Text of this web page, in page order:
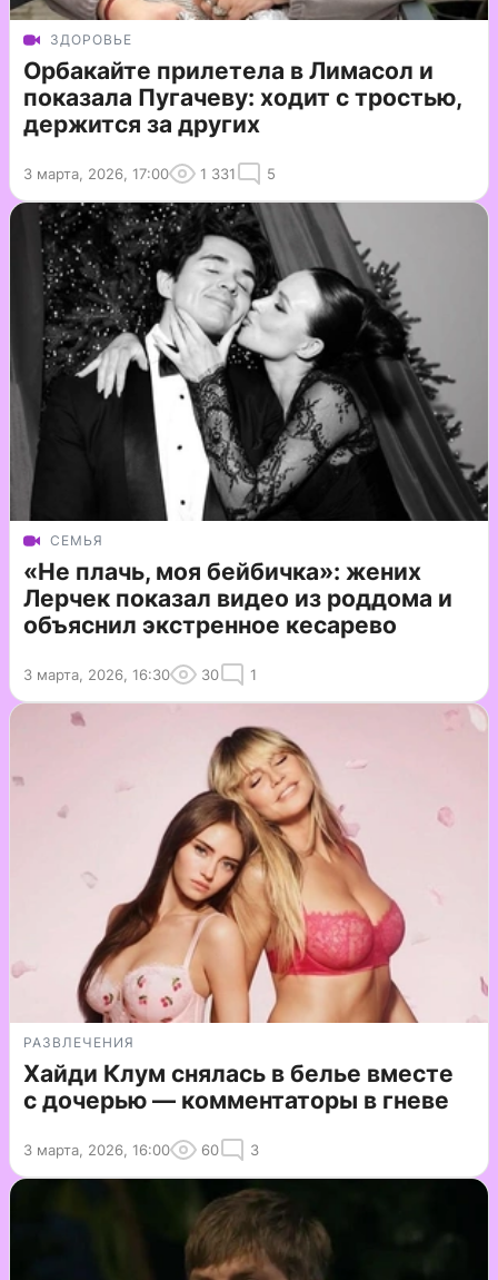
ЗДОРОВЬЕ
Орбакайте прилетела в Лимасол и
показала Пугачеву: ходит с тростью,
держится за других
3 марта, 2026, 17:00 1 331 5
СЕМЬЯ
«Не плачь, моя бейбичка»: жених
Лерчек показал видео из роддома и
объяснил экстренное кесарево
3 марта, 2026, 16:30 30 1
РАЗВЛЕЧЕНИЯ
Хайди Клум снялась в белье вместе
с дочерью — комментаторы в гневе
3 марта, 2026, 16:00 60 3